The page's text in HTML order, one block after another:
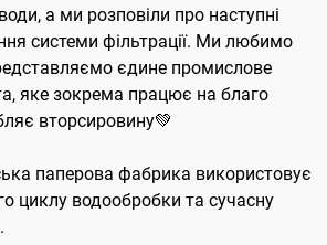
а ми розповіли про наступні
системи фільтрації. Ми любимо
єдине промислове
яке зокрема працює на благо
вторсировину💚
паперова фабрика використовує
циклу водообробки та сучасну